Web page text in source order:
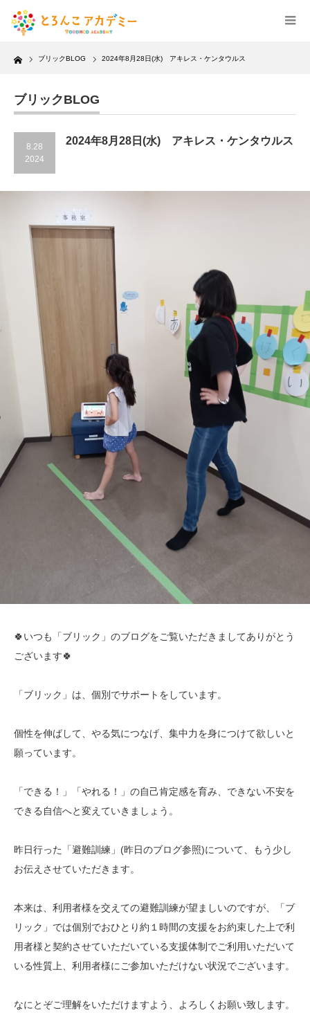
Home ブリックBLOG 2024年8月28日(水) アキレス・ケンタウルス
ブリックBLOG
8.28
2024
2024年8月28日(水) アキレス・ケンタウルス
🍀いつも「ブリック」のブログをご覧いただきましてありがとう
ございます🍀
「ブリック」は、個別でサポートをしています。
個性を伸ばして、やる気につなげ、集中力を身につけて欲しいと
願っています。
「できる！」「やれる！」の自己肯定感を育み、できない不安を
できる自信へと変えていきましょう。
昨日行った「避難訓練」(昨日のブログ参照)について、もう少し
お伝えさせていただきます。
本来は、利用者様を交えての避難訓練が望ましいのですが、「ブ
リック」では個別でおひとり約１時間の支援をお約束した上で利
用者様と契約させていただいている支援体制でご利用いただいて
いる性質上、利用者様にご参加いただけない状況でございます。
なにとぞご理解をいただけますよう、よろしくお願い致します。